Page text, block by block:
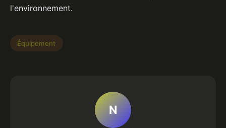
l'environnement.
Équipement
N